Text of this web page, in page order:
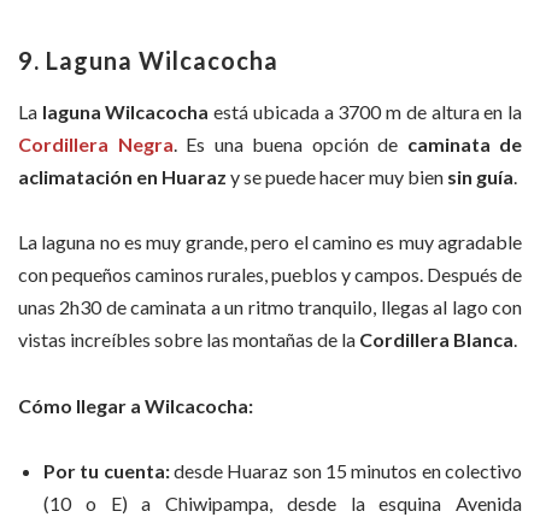
9. Laguna Wilcacocha
La laguna Wilcacocha está ubicada a 3700 m de altura en la
Cordillera Negra. Es una buena opción de caminata de
aclimatación en Huaraz y se puede hacer muy bien sin guía.
La laguna no es muy grande, pero el camino es muy agradable
con pequeños caminos rurales, pueblos y campos. Después de
unas 2h30 de caminata a un ritmo tranquilo, llegas al lago con
vistas increíbles sobre las montañas de la Cordillera Blanca.
Cómo llegar a Wilcacocha:
Por tu cuenta:desde Huaraz son 15 minutos en colectivo
(10 o E) a Chiwipampa, desde la esquina Avenida